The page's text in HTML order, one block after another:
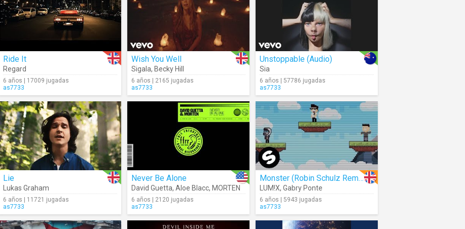
Ride It
Regard
6 años | 17009 jugadas
as7733
Wish You Well
Sigala, Becky Hill
6 años | 2165 jugadas
as7733
Unstoppable (Audio)
Sia
6 años | 57786 jugadas
as7733
Lie
Lukas Graham
6 años | 11721 jugadas
as7733
Never Be Alone
David Guetta, Aloe Blacc, MORTEN
6 años | 2120 jugadas
as7733
Monster (Robin Schulz Remix)
LUM!X, Gabry Ponte
6 años | 5943 jugadas
as7733